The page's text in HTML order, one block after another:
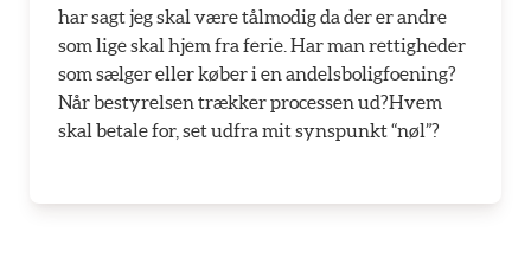
har sagt jeg skal være tålmodig da der er andre
som lige skal hjem fra ferie. Har man rettigheder
som sælger eller køber i en andelsboligfoening?
Når bestyrelsen trækker processen ud?Hvem
skal betale for, set udfra mit synspunkt “nøl”?